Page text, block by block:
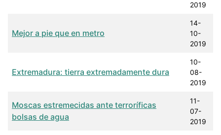
2019
Mejor a pie que en metro
14-
10-
2019
Extremadura: tierra extremadamente dura
10-
08-
2019
Moscas estremecidas ante terroríficas
bolsas de agua
11-
07-
2019